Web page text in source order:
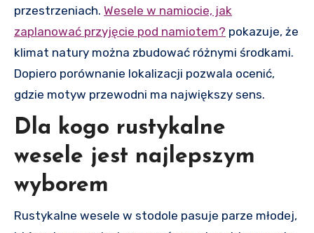
przestrzeniach. Wesele w namiocie, jak
zaplanować przyjęcie pod namiotem? pokazuje, że
klimat natury można zbudować różnymi środkami.
Dopiero porównanie lokalizacji pozwala ocenić,
gdzie motyw przewodni ma największy sens.
Dla kogo rustykalne
wesele jest najlepszym
wyborem
Rustykalne wesele w stodole pasuje parze młodej,